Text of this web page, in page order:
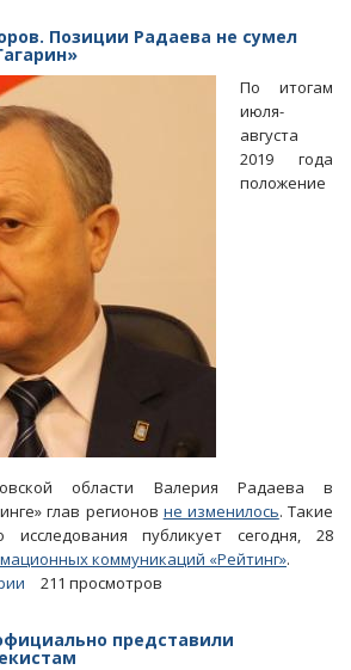
Позиции Радаева не сумел
По итогам
июля-
августа
2019 года
положение
области Валерия Радаева в
глав регионов не изменилось. Такие
исследования публикует сегодня, 28
коммуникаций «Рейтинг».
211 просмотров
представили